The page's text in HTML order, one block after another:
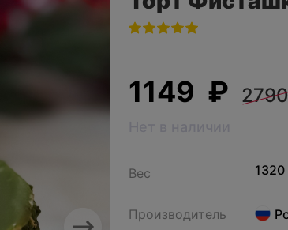
1149 ₽
Вес 1320
Производитель